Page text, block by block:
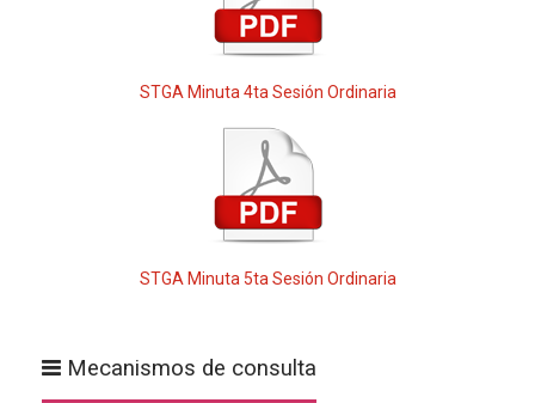
STGA Minuta 4ta Sesión Ordinaria
STGA Minuta 5ta Sesión Ordinaria
Mecanismos de consulta